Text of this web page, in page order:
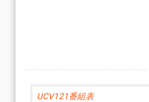
UCV121番組表